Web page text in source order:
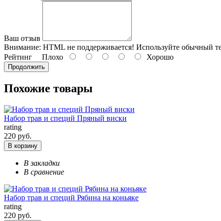
Ваш отзыв
Внимание: HTML не поддерживается! Используйте обычный
Рейтинг Плохо Хорошо
Продолжить
Похожие товары
Набор трав и специй Пряный виски
rating
220 руб.
В корзину
В закладки
В сравнение
Набор трав и специй Рябина на коньяке
rating
220 руб.